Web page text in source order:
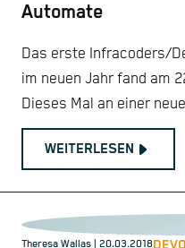
Automate
Das erste Infracoders/
im neuen Jahr fand am
Dieses Mal an einer
WEITERLESEN
Theresa Wallas | 20.03.2018